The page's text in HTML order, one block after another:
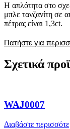
Η απλότητα στο
μπλε τανζανίτη σε
πέτρας είναι 1,3ct.
Πατήστε για
Σχετικά
WAJ0007
Διαβάστε